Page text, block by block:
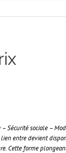
sociale –
entre devient
Cette forme